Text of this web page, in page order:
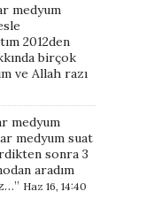
medyum
2012den
birçok
ve Allah razı
medyum
medyum suat
sonra 3
aradım
” Haz 16, 14:40